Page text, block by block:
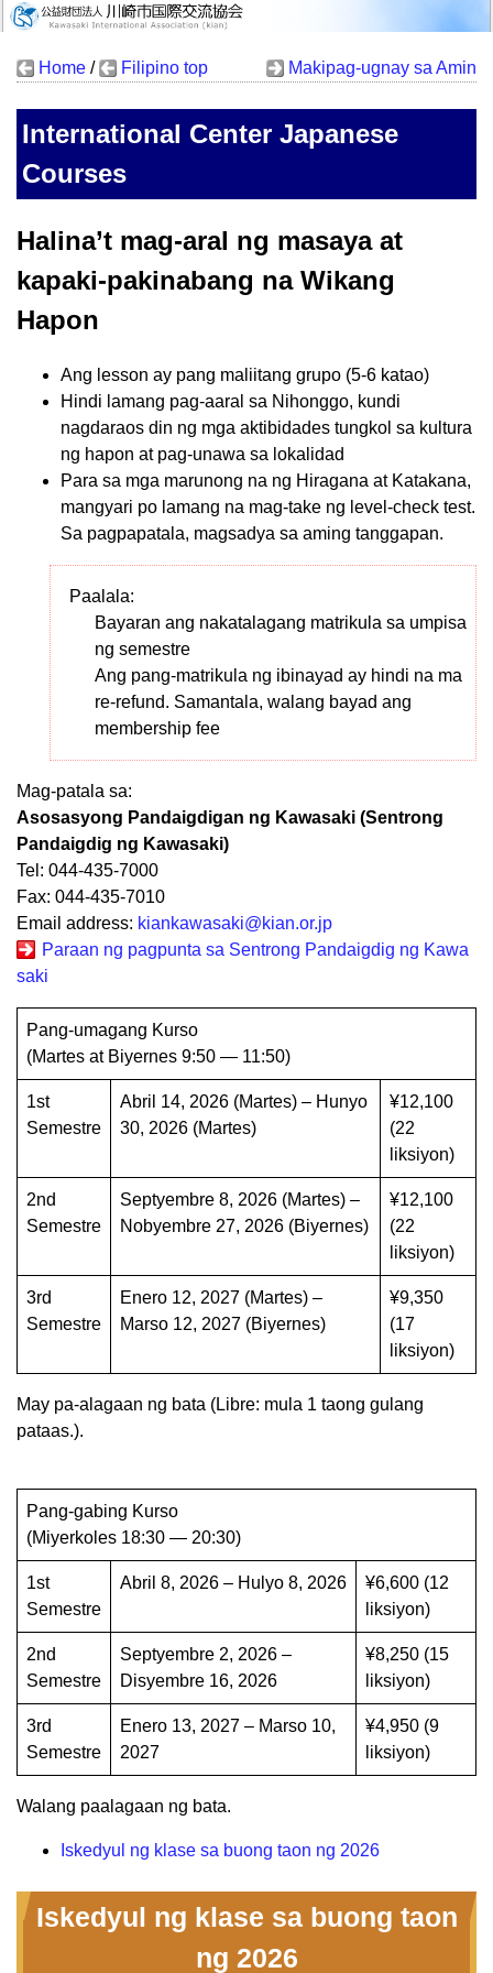
Home / Filipino top Makipag-ugnay sa Amin
International Center Japanese
Courses
Halina’t mag-aral ng masaya at
kapaki-pakinabang na Wikang
Hapon
Ang lesson ay pang maliitang grupo (5-6 katao)
Hindi lamang pag-aaral sa Nihonggo, kundi
nagdaraos din ng mga aktibidades tungkol sa kultura
ng hapon at pag-unawa sa lokalidad
Para sa mga marunong na ng Hiragana at Katakana,
mangyari po lamang na mag-take ng level-check test.
Sa pagpapatala, magsadya sa aming tanggapan.
Paalala:
Bayaran ang nakatalagang matrikula sa umpisa
ng semestre
Ang pang-matrikula ng ibinayad ay hindi na ma
re-refund. Samantala, walang bayad ang
membership fee
Mag-patala sa:
Asosasyong Pandaigdigan ng Kawasaki (Sentrong
Pandaigdig ng Kawasaki)
Tel: 044-435-7000
Fax: 044-435-7010
Email address: kiankawasaki@kian.or.jp
Paraan ng pagpunta sa Sentrong Pandaigdig ng Kawa
saki
Pang-umagang Kurso
(Martes at Biyernes 9:50 — 11:50)
1st
Semestre
Abril 14, 2026 (Martes) – Hunyo
30, 2026 (Martes)
¥12,100
(22
liksiyon)
2nd
Semestre
Septyembre 8, 2026 (Martes) –
Nobyembre 27, 2026 (Biyernes)
¥12,100
(22
liksiyon)
3rd
Semestre
Enero 12, 2027 (Martes) –
Marso 12, 2027 (Biyernes)
¥9,350
(17
liksiyon)
May pa-alagaan ng bata (Libre: mula 1 taong gulang
pataas.).
Pang-gabing Kurso
(Miyerkoles 18:30 — 20:30)
1st
Semestre
Abril 8, 2026 – Hulyo 8, 2026
¥6,600 (12
liksiyon)
2nd
Semestre
Septyembre 2, 2026 –
Disyembre 16, 2026
¥8,250 (15
liksiyon)
3rd
Semestre
Enero 13, 2027 – Marso 10,
2027
¥4,950 (9
liksiyon)
Walang paalagaan ng bata.
Iskedyul ng klase sa buong taon ng 2026
Iskedyul ng klase sa buong taon
ng 2026